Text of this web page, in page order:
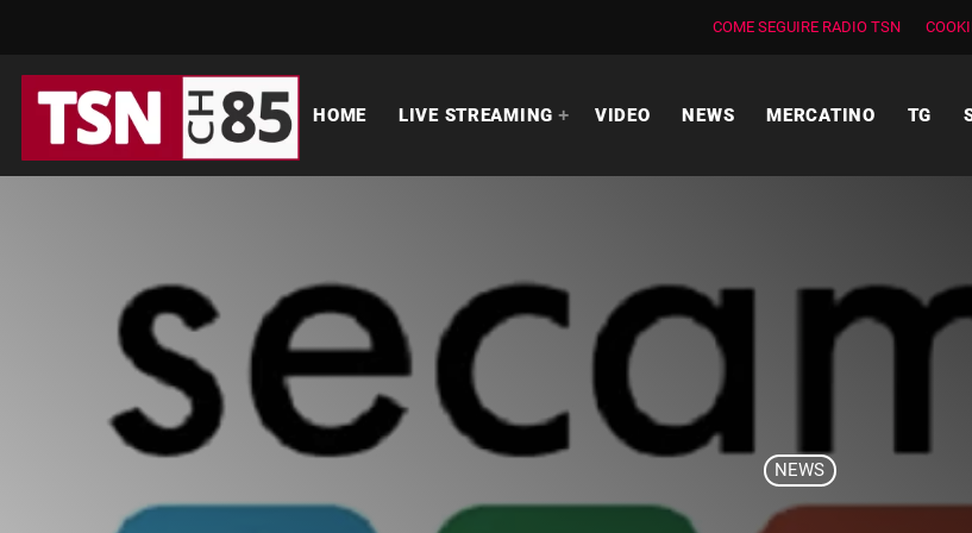
COME SEGUIRE RADIO TSN
HOME LIVE STREAMING VIDEO NEWS MERCATINO TG
NEWS